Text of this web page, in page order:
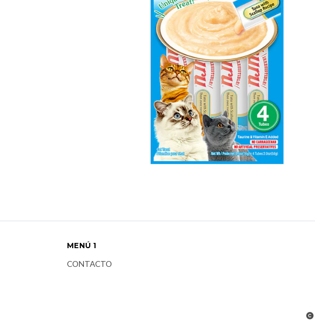
MENÚ 1
CONTACTO